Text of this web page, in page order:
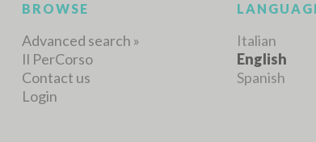
BROWSE LANGUAGE